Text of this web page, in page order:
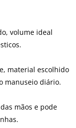
volume ideal
material escolhido
manuseio diário.
mãos e pode